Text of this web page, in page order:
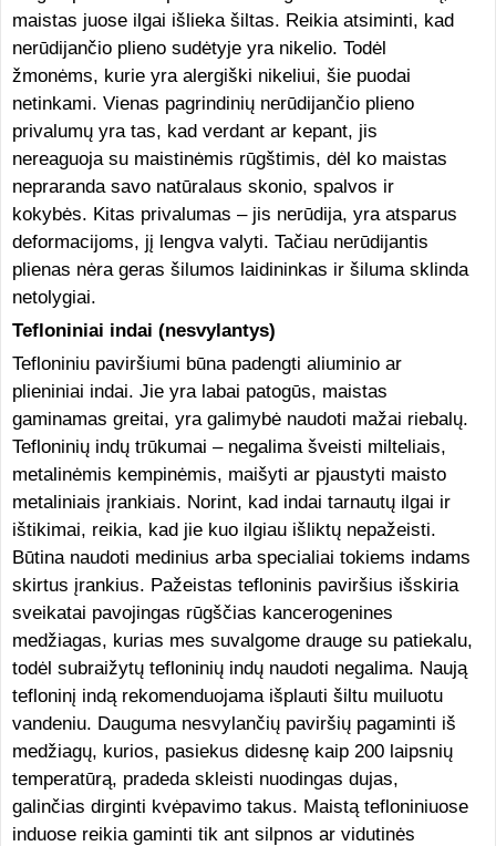
maistas juose ilgai išlieka šiltas. Reikia atsiminti, kad
nerūdijančio plieno sudėtyje yra nikelio. Todėl
žmonėms, kurie yra alergiški nikeliui, šie puodai
netinkami. Vienas pagrindinių nerūdijančio plieno
privalumų yra tas, kad verdant ar kepant, jis
nereaguoja su maistinėmis rūgštimis, dėl ko maistas
nepraranda savo natūralaus skonio, spalvos ir
kokybės. Kitas privalumas – jis nerūdija, yra atsparus
deformacijoms, jį lengva valyti. Tačiau nerūdijantis
plienas nėra geras šilumos laidininkas ir šiluma sklinda
netolygiai.
Tefloniniai indai (nesvylantys)
Tefloniniu paviršiumi būna padengti aliuminio ar
plieniniai indai. Jie yra labai patogūs, maistas
gaminamas greitai, yra galimybė naudoti mažai riebalų.
Tefloninių indų trūkumai – negalima šveisti milteliais,
metalinėmis kempinėmis, maišyti ar pjaustyti maisto
metaliniais įrankiais. Norint, kad indai tarnautų ilgai ir
ištikimai, reikia, kad jie kuo ilgiau išliktų nepažeisti.
Būtina naudoti medinius arba specialiai tokiems indams
skirtus įrankius. Pažeistas tefloninis paviršius išskiria
sveikatai pavojingas rūgščias kancerogenines
medžiagas, kurias mes suvalgome drauge su patiekalu,
todėl subraižytų tefloninių indų naudoti negalima. Naują
tefloninį indą rekomenduojama išplauti šiltu muiluotu
vandeniu. Dauguma nesvylančių paviršių pagaminti iš
medžiagų, kurios, pasiekus didesnę kaip 200 laipsnių
temperatūrą, pradeda skleisti nuodingas dujas,
galinčias dirginti kvėpavimo takus. Maistą tefloniniuose
induose reikia gaminti tik ant silpnos ar vidutinės